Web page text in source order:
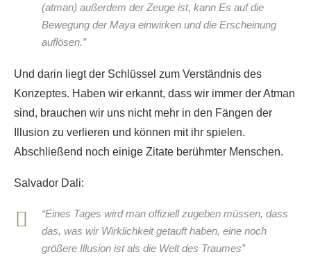
(atman) außerdem der Zeuge ist, kann Es auf die
Bewegung der Maya einwirken und die Erscheinung
auflösen.”
Und darin liegt der Schlüssel zum Verständnis des
Konzeptes. Haben wir erkannt, dass wir immer der Atman
sind, brauchen wir uns nicht mehr in den Fängen der
Illusion zu verlieren und können mit ihr spielen.
Abschließend noch einige Zitate berühmter Menschen.
Salvador Dali:
“Eines Tages wird man offiziell zugeben müssen, dass
das, was wir Wirklichkeit getauft haben, eine noch
größere Illusion ist als die Welt des Traumes”